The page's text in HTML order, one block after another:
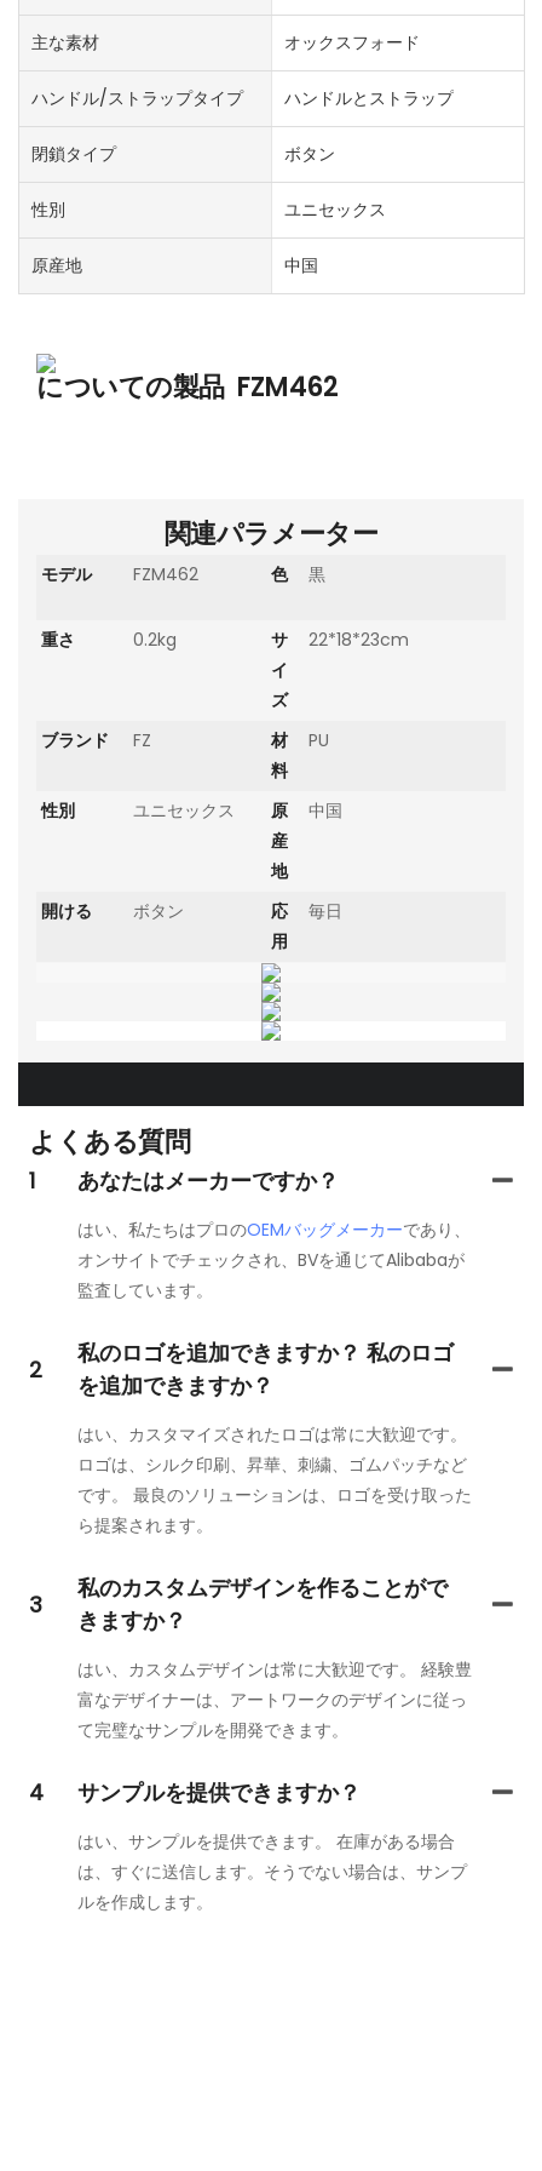
主な素材 オックスフォード
ハンドル/ストラップタイプ ハンドルとストラップ
閉鎖タイプ ボタン
性別 ユニセックス
原産地 中国
についての製品 FZM462
関連パラメーター
モデル FZM462 色 黒
重さ 0.2kg
サ
イ
ズ
22*18*23cm
ブランド FZ
材
料
PU
性別 ユニセックス
原
産
地
中国
開ける ボタン
応
用
毎日
よくある質問
1 あなたはメーカーですか？
はい、私たちはプロのOEMバッグメーカーであり、
オンサイトでチェックされ、BVを通じてAlibabaが
監査しています。
2
私のロゴを追加できますか？ 私のロゴ
を追加できますか？
はい、カスタマイズされたロゴは常に大歓迎です。
ロゴは、シルク印刷、昇華、刺繍、ゴムパッチなど
です。 最良のソリューションは、ロゴを受け取った
ら提案されます。
3
私のカスタムデザインを作ることがで
きますか？
はい、カスタムデザインは常に大歓迎です。 経験豊
富なデザイナーは、アートワークのデザインに従っ
て完璧なサンプルを開発できます。
4 サンプルを提供できますか？
はい、サンプルを提供できます。 在庫がある場合
は、すぐに送信します。そうでない場合は、サンプ
ルを作成します。